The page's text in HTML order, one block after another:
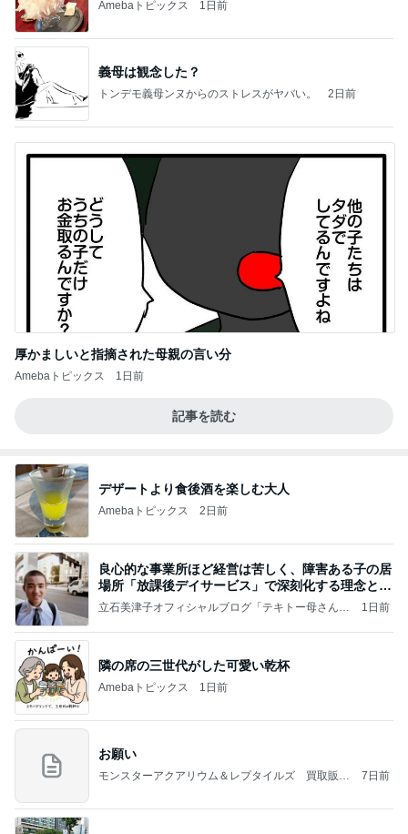
Amebaトピックス 1日前
義母は観念した？
トンデモ義母ンヌからのストレスがヤバい。 2日前
厚かましいと指摘された母親の言い分
Amebaトピックス 1日前
記事を読む
デザートより食後酒を楽しむ大人
Amebaトピックス 2日前
良心的な事業所ほど経営は苦しく、障害ある子の居
場所「放課後デイサービス」で深刻化する理念と現
実の
立石美津子オフィシャルブログ「テキトー母さんの
1日前
隣の席の三世代がした可愛い乾杯
Amebaトピックス 1日前
お願い
モンスターアクアリウム＆レプタイルズ 買取販売
7日前